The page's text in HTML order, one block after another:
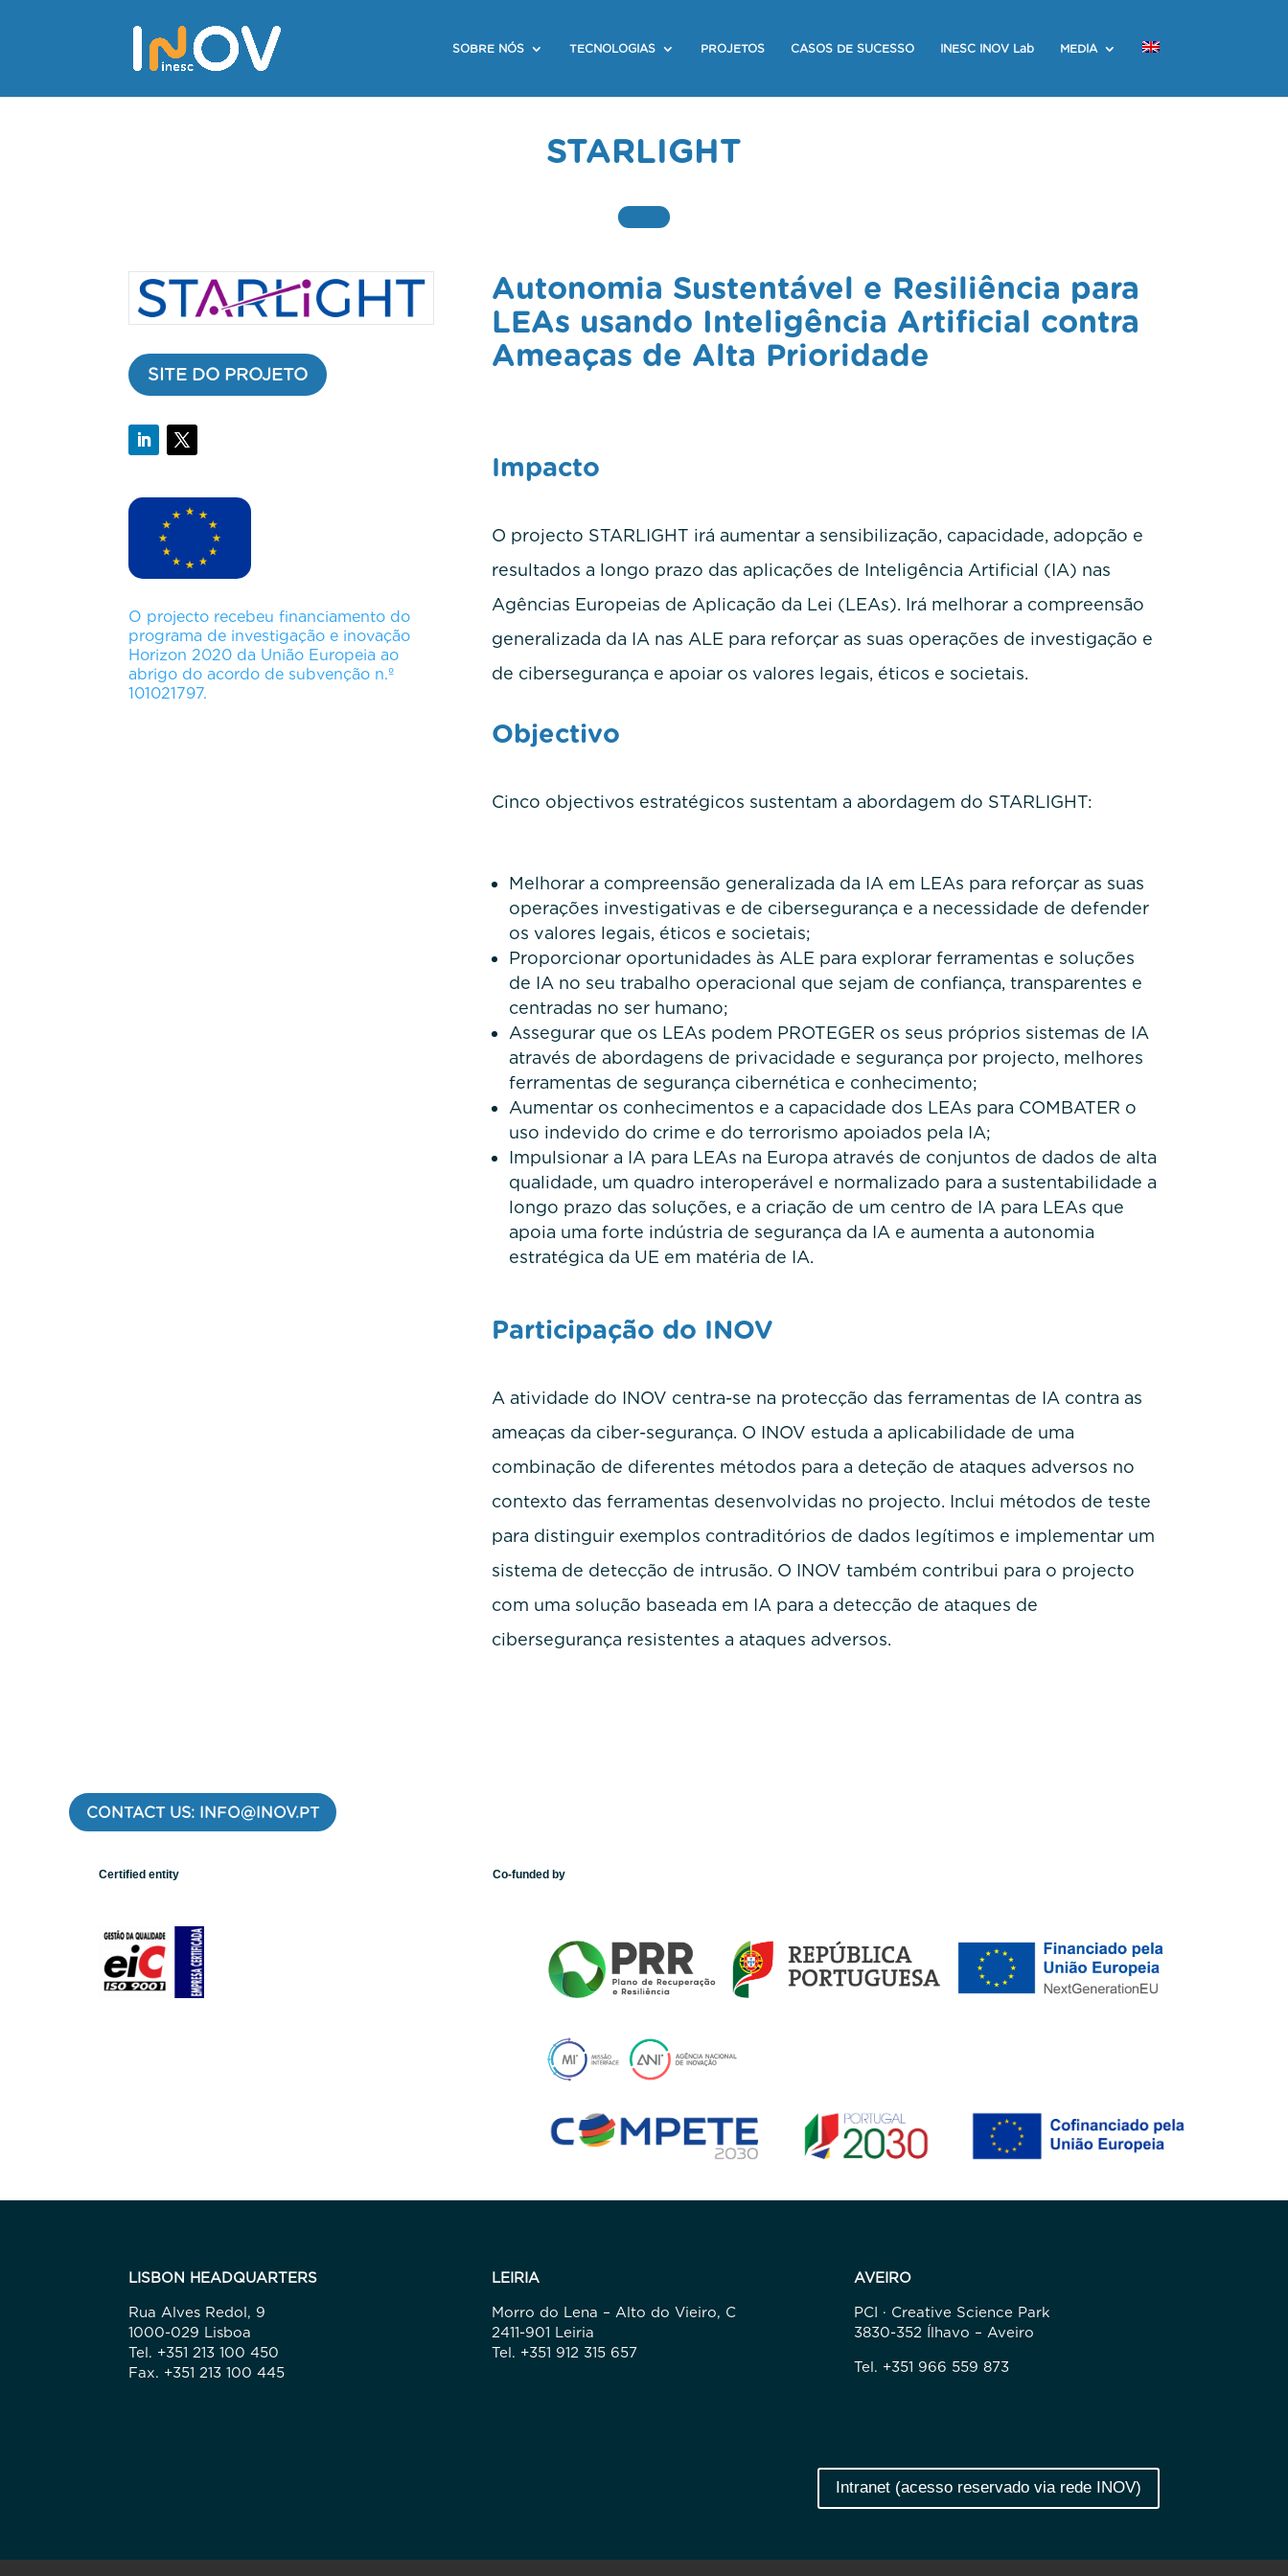
SOBRE NÓS TECNOLOGIAS PROJETOS CASOS DE SUCESSO INESC INOV Lab MEDIA
STARLIGHT
SITE DO PROJETO
O projecto recebeu financiamento do
programa de investigação e inovação
Horizon 2020 da União Europeia ao
abrigo do acordo de subvenção n.º
101021797.
Autonomia Sustentável e Resiliência para
LEAs usando Inteligência Artificial contra
Ameaças de Alta Prioridade
Impacto
O projecto STARLIGHT irá aumentar a sensibilização, capacidade, adopção e
resultados a longo prazo das aplicações de Inteligência Artificial (IA) nas
Agências Europeias de Aplicação da Lei (LEAs). Irá melhorar a compreensão
generalizada da IA nas ALE para reforçar as suas operações de investigação e
de cibersegurança e apoiar os valores legais, éticos e societais.
Objectivo
Cinco objectivos estratégicos sustentam a abordagem do STARLIGHT:
Melhorar a compreensão generalizada da IA em LEAs para reforçar as suas
operações investigativas e de cibersegurança e a necessidade de defender
os valores legais, éticos e societais;
Proporcionar oportunidades às ALE para explorar ferramentas e soluções
de IA no seu trabalho operacional que sejam de confiança, transparentes e
centradas no ser humano;
Assegurar que os LEAs podem PROTEGER os seus próprios sistemas de IA
através de abordagens de privacidade e segurança por projecto, melhores
ferramentas de segurança cibernética e conhecimento;
Aumentar os conhecimentos e a capacidade dos LEAs para COMBATER o
uso indevido do crime e do terrorismo apoiados pela IA;
Impulsionar a IA para LEAs na Europa através de conjuntos de dados de alta
qualidade, um quadro interoperável e normalizado para a sustentabilidade a
longo prazo das soluções, e a criação de um centro de IA para LEAs que
apoia uma forte indústria de segurança da IA e aumenta a autonomia
estratégica da UE em matéria de IA.
Participação do INOV
A atividade do INOV centra-se na protecção das ferramentas de IA contra as
ameaças da ciber-segurança. O INOV estuda a aplicabilidade de uma
combinação de diferentes métodos para a deteção de ataques adversos no
contexto das ferramentas desenvolvidas no projecto. Inclui métodos de teste
para distinguir exemplos contraditórios de dados legítimos e implementar um
sistema de detecção de intrusão. O INOV também contribui para o projecto
com uma solução baseada em IA para a detecção de ataques de
cibersegurança resistentes a ataques adversos.
CONTACT US: INFO@INOV.PT
Certified entity Co-funded by
LISBON HEADQUARTERS
Rua Alves Redol, 9
1000-029 Lisboa
Tel. +351 213 100 450
Fax. +351 213 100 445
LEIRIA
Morro do Lena – Alto do Vieiro, C
2411-901 Leiria
Tel. +351 912 315 657
AVEIRO
PCI · Creative Science Park
3830-352 Ílhavo – Aveiro
Tel. +351 966 559 873
Intranet (acesso reservado via rede INOV)